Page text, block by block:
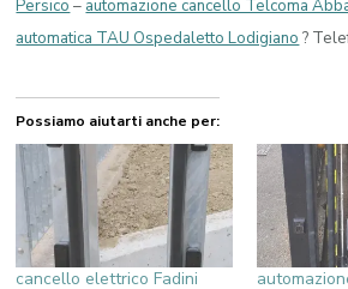
Persico – automazione cancello Telcoma
automatica TAU Ospedaletto Lodigiano ?
Possiamo aiutarti anche per:
cancello elettrico Fadini